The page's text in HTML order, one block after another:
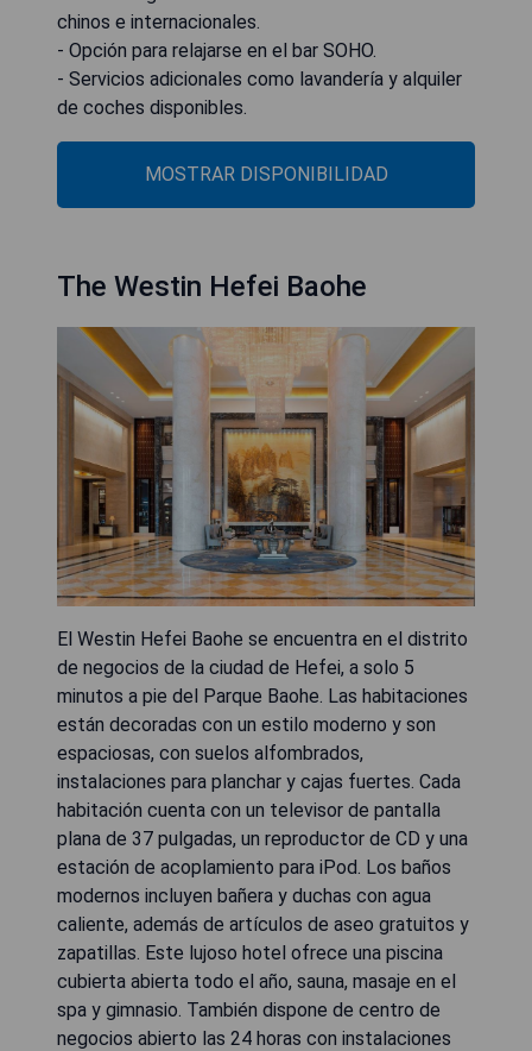
chinos e internacionales.
- Opción para relajarse en el bar SOHO.
- Servicios adicionales como lavandería y alquiler
de coches disponibles.
MOSTRAR DISPONIBILIDAD
The Westin Hefei Baohe
El Westin Hefei Baohe se encuentra en el distrito
de negocios de la ciudad de Hefei, a solo 5
minutos a pie del Parque Baohe. Las habitaciones
están decoradas con un estilo moderno y son
espaciosas, con suelos alfombrados,
instalaciones para planchar y cajas fuertes. Cada
habitación cuenta con un televisor de pantalla
plana de 37 pulgadas, un reproductor de CD y una
estación de acoplamiento para iPod. Los baños
modernos incluyen bañera y duchas con agua
caliente, además de artículos de aseo gratuitos y
zapatillas. Este lujoso hotel ofrece una piscina
cubierta abierta todo el año, sauna, masaje en el
spa y gimnasio. También dispone de centro de
negocios abierto las 24 horas con instalaciones